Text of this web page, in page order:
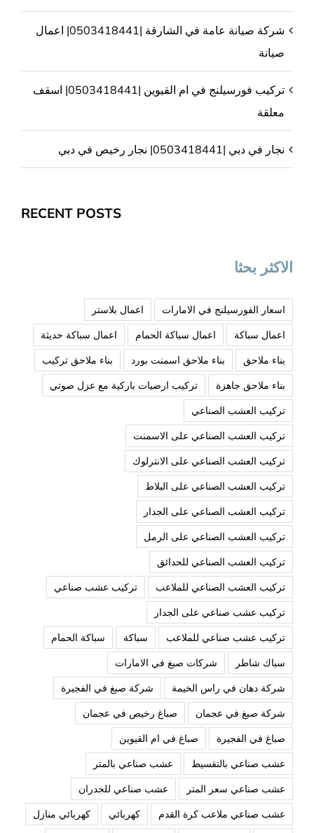
شركة صيانة عامة في الشارقة |0503418441| اعمال
صيانة
تركيب فورسيلنج في ام القيوين |0503418441| اسقف
معلقة
نجار في دبي |0503418441| نجار رخيص في دبي
RECENT POSTS
الاكثر بحثا
اسعار الفورسيلنج في الامارات
اعمال بلاستر
اعمال سباكة
اعمال سباكة الحمام
اعمال سباكة حديثة
بناء ملاحق
بناء ملاحق اسمنت بورد
بناء ملاحق تركيب
بناء ملاحق جاهزة
تركيب ارضيات باركية مع عزل صوتي
تركيب العشب الصناعي
تركيب العشب الصناعي على الاسمنت
تركيب العشب الصناعي على الانترلوك
تركيب العشب الصناعي على البلاط
تركيب العشب الصناعي على الجدار
تركيب العشب الصناعي على الرمل
تركيب العشب الصناعي للحدائق
تركيب العشب الصناعي للملاعب
تركيب عشب صناعي
تركيب عشب صناعي على الجدار
تركيب عشب صناعي للملاعب
سباكة
سباكة الحمام
سباك شاطر
شركات صبغ في الامارات
شركة دهان في راس الخيمة
شركة صبغ في الفجيرة
شركة صبغ في عجمان
صباغ رخيص في عجمان
صباغ في الفجيرة
صباغ في ام القيوين
عشب صناعي بالتقسيط
عشب صناعي بالمتر
عشب صناعي سعر المتر
عشب صناعي للجدران
عشب صناعي ملاعب كرة القدم
كهربائي كهربائي منازل